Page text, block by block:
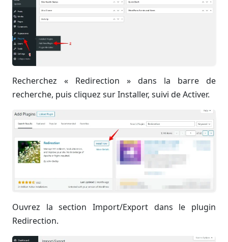
Recherchez « Redirection » dans la barre de
recherche, puis cliquez sur Installer, suivi de Activer.
Ouvrez la section Import/Export dans le plugin
Redirection.